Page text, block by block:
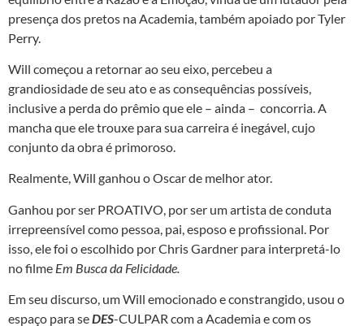
presença dos pretos na Academia, também apoiado por Tyler
Perry.
Will começou a retornar ao seu eixo, percebeu a
grandiosidade de seu ato e as consequências possíveis,
inclusive a perda do prêmio que ele – ainda – concorria. A
mancha que ele trouxe para sua carreira é inegável, cujo
conjunto da obra é primoroso.
Realmente, Will ganhou o Oscar de melhor ator.
Ganhou por ser PROATIVO, por ser um artista de conduta
irrepreensível como pessoa, pai, esposo e profissional. Por
isso, ele foi o escolhido por Chris Gardner para interpretá-lo
no filme Em Busca da Felicidade.
Em seu discurso, um Will emocionado e constrangido, usou o
espaço para seDES-CULPAR com a Academia e com os